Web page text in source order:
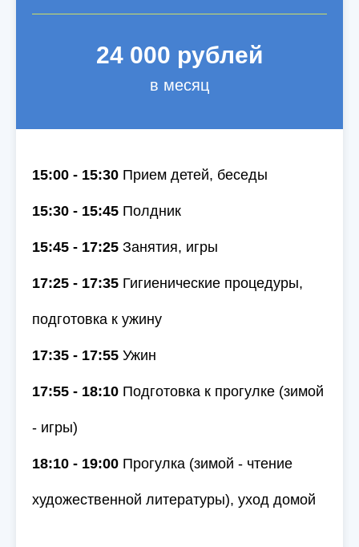
24 000 рублей
в месяц
15:00 - 15:30 Прием детей, беседы
15:30 - 15:45 Полдник
15:45 - 17:25 Занятия, игры
17:25 - 17:35 Гигиенические процедуры,
подготовка к ужину
17:35 - 17:55 Ужин
17:55 - 18:10 Подготовка к прогулке (зимой
- игры)
18:10 - 19:00 Прогулка (зимой - чтение
художественной литературы), уход домой